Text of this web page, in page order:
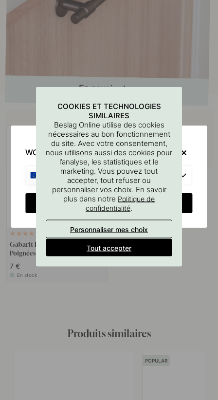
Achetez avec
Gabarit De Perçage Pour
Poignées Et Boutons
7 €
En stock
Produits similaires
POPULAR
COOKIES ET TECHNOLOGIES
SIMILAIRES
Beslag Online utilise des cookies
nécessaires au bon fonctionnement
du site. Avec votre consentement,
nous utilisons aussi des cookies pour
l’analyse, les statistiques et le
marketing. Vous pouvez tout
accepter, tout refuser ou
personnaliser vos choix. En savoir
plus dans notre Politique de
confidentialité.
Personnaliser mes choix
Tout accepter
WOULD YOU RATHER VISIT?
CHANGE COUNTRY